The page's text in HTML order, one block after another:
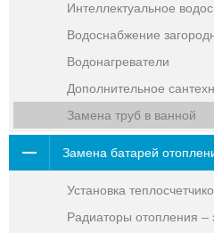
Интеллектуальное
Водоснабжение
Водонагреватели
Дополнительное
Замена труб в ванной
Замена батарей
Установка
Радиаторы отопления –